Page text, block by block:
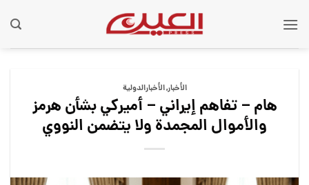
الأخبار,الأخبارالدولية
هام – تفاهم إيراني – أميركي بشأن هرمز
والأموال المجمدة ولا يتضمن النووي